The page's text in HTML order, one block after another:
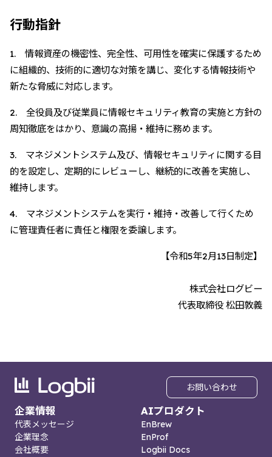
行動指針
1. 情報資産の機密性、完全性、可用性を確実に保護するため
に組織的、技術的に適切な対策を講じ、変化する情報技術や
新たな脅威に対応します。
2. 全役員及び従業員に情報セキュリティ教育の実施と方針の
周知徹底をはかり、意識の高揚・維持に務めます。
3. マネジメントシステム及び、情報セキュリティに関する目
的を設定し、定期的にレビューし、継続的に改善を実施し、
維持します。
4. マネジメントシステムを実行・維持・改善して行くため
に管理責任者に責任と権限を委譲します。
【令和5年2月13日制定】
株式会社ログビー
代表取締役 松田敦義
お問い合わせ
企業情報
代表メッセージ
企業理念
会社概要
AIプロダクト
EnBrew
EnProf
Logbii Docs